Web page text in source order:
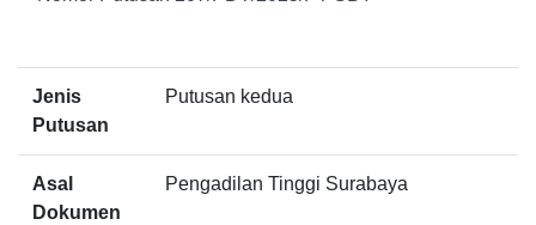
Jenis
Putusan
Putusan kedua
Asal
Dokumen
Pengadilan Tinggi Surabaya